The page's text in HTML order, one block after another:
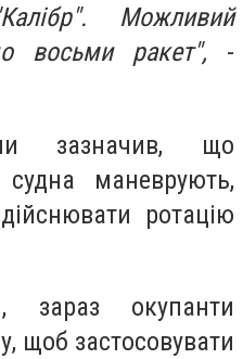
Можливий
восьми ракет", -
зазначив, що
судна маневрують,
ротацію
зараз окупанти
щоб застосовувати